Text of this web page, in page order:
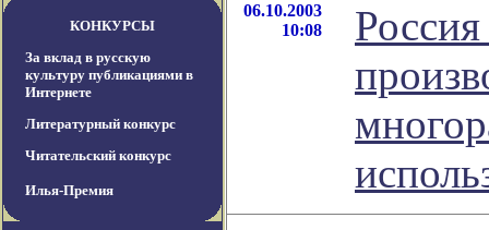
КОНКУРСЫ
За вклад в русскую
культуру публикациями в
Интернете
Литературный конкурс
Читательский конкурс
Илья-Премия
06.10.2003
10:08